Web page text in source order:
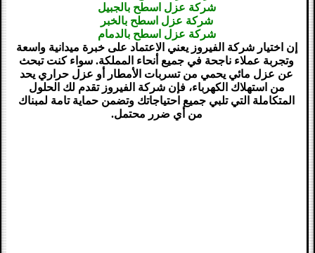
شركة عزل اسطح بالجبيل
شركة عزل اسطح بالخبر
شركة عزل اسطح بالدمام
إن اختيار شركة الفيروز يعني الاعتماد على خبرة ميدانية واسعة
وتجربة عملاء ناجحة في جميع أنحاء المملكة. سواء كنت تبحث
عن عزل مائي يحمي من تسربات الأمطار أو عزل حراري يحد
من استهلاك الكهرباء، فإن شركة الفيروز تقدم لك الحلول
المتكاملة التي تلبي جميع احتياجاتك وتضمن حماية تامة لمبناك
من أي ضرر محتمل.